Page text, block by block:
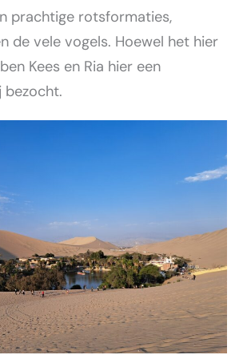
prachtige rotsformaties,
de vele vogels. Hoewel het hier
Kees en Ria hier een
bezocht.